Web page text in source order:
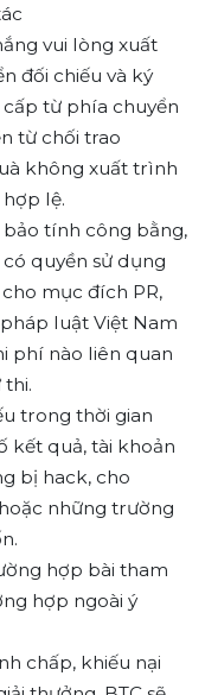
vui lòng xuất
đối chiếu và ký
từ phía chuyển
từ chối trao
không xuất trình
lệ.
tính công bằng,
quyền sử dụng
mục đích PR,
luật Việt Nam
phí nào liên quan
trong thời gian
kết quả, tài khoản
bị hack, cho
những trường
hợp bài tham
hợp ngoài ý
chấp, khiếu nại